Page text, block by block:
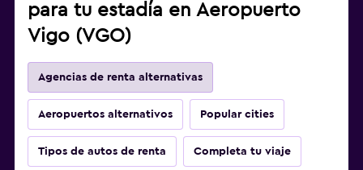
para tu estadía en Aeropuerto
Vigo (VGO)
Agencias de renta alternativas
Aeropuertos alternativos Popular cities
Tipos de autos de renta Completa tu viaje